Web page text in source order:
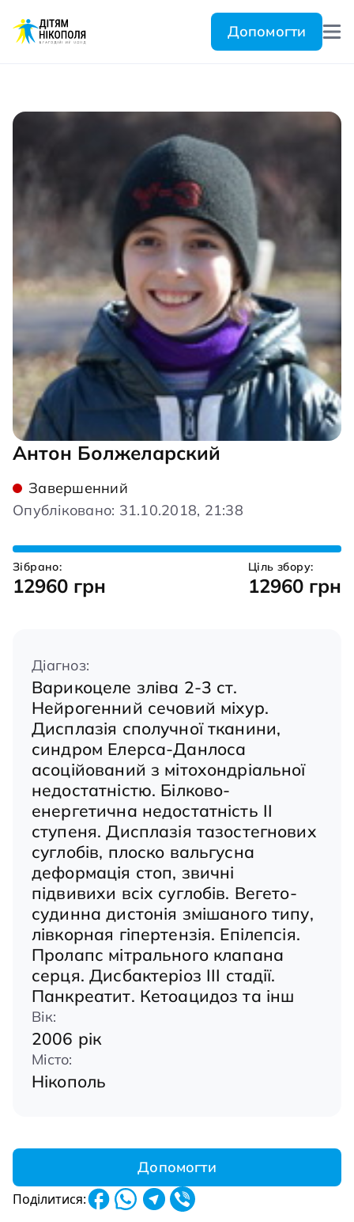
Допомогти
Антон Болжеларский
Завершенний
Опубліковано: 31.10.2018, 21:38
Зібрано:
12960 грн
Ціль збору:
12960 грн
Діагноз:
Варикоцеле зліва 2-3 ст.
Нейрогенний сечовий міхур.
Дисплазія сполучної тканини,
синдром Елерса-Данлоса
асоційований з мітохондріальної
недостатністю. Білково-
енергетична недостатність II
ступеня. Дисплазія тазостегнових
суглобів, плоско вальгусна
деформація стоп, звичні
підвивихи всіх суглобів. Вегето-
судинна дистонія змішаного типу,
лівкорная гіпертензія. Епілепсія.
Пролапс мітрального клапана
серця. Дисбактеріоз III стадії.
Панкреатит. Кетоацидоз та інш
Вік:
2006 рік
Місто:
Нікополь
Допомогти
Поділитися: